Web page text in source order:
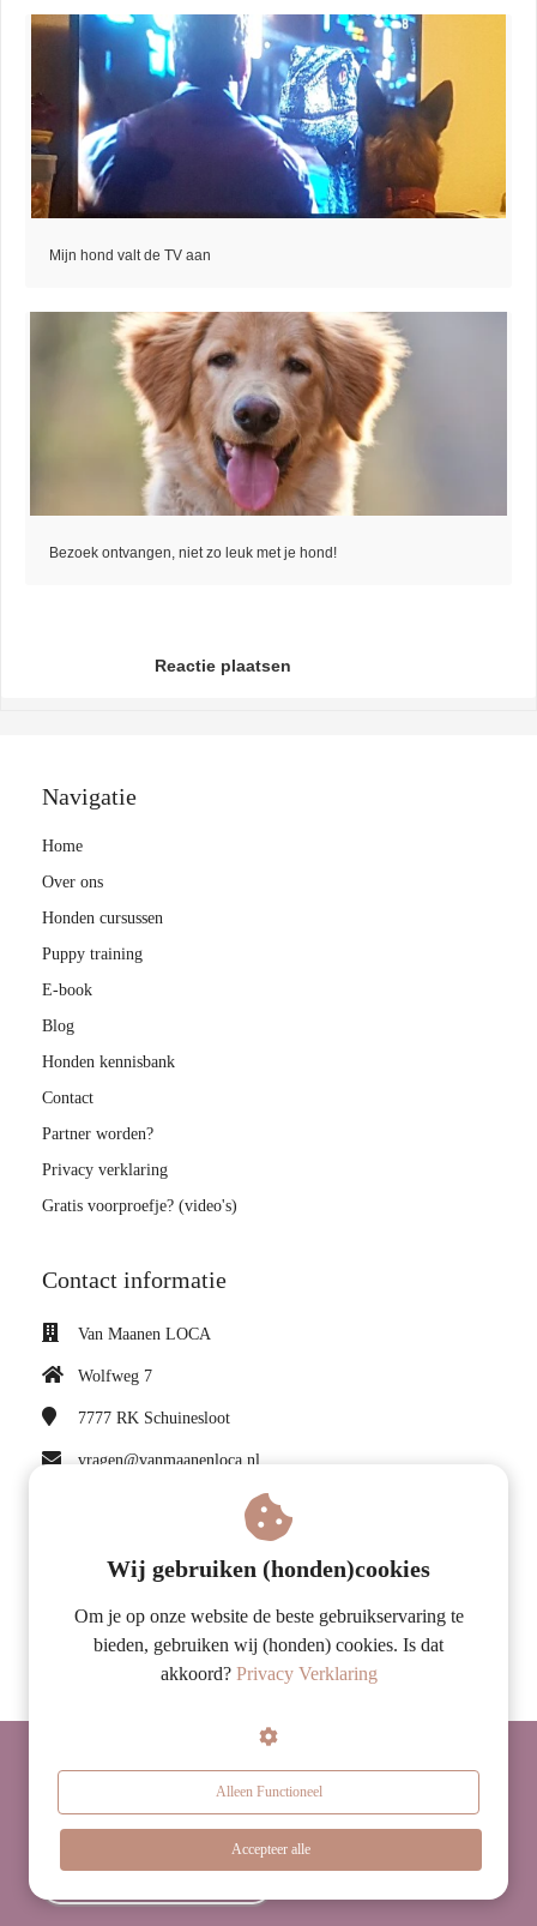
Mijn hond valt de TV aan
Bezoek ontvangen, niet zo leuk met je hond!
Reactie plaatsen
Navigatie
Home
Over ons
Honden cursussen
Puppy training
E-book
Blog
Honden kennisbank
Contact
Partner worden?
Privacy verklaring
Gratis voorproefje? (video's)
Contact informatie
Van Maanen LOCA
Wolfweg 7
7777 RK Schuinesloot
vragen@vanmaanenloca.nl
BTW nummer: NL860147873B01
Volg ons op Facebook
Wij gebruiken (honden)cookies
Om je op onze website de beste gebruikservaring te
bieden, gebruiken wij (honden) cookies. Is dat
akkoord? Privacy Verklaring
Alleen Functioneel
Accepteer alle